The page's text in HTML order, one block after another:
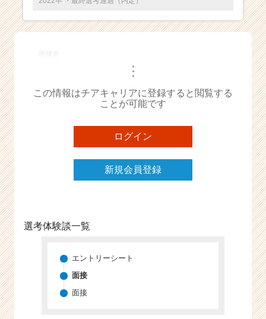
ー・
成
ら
ス
ト
が
届
く
チ
面接名
・・・
この情報はチアキャリアに登録すると閲覧する
ことが可能です
ログイン
新規会員登録
選考体験談一覧
エントリーシート
面接
面接